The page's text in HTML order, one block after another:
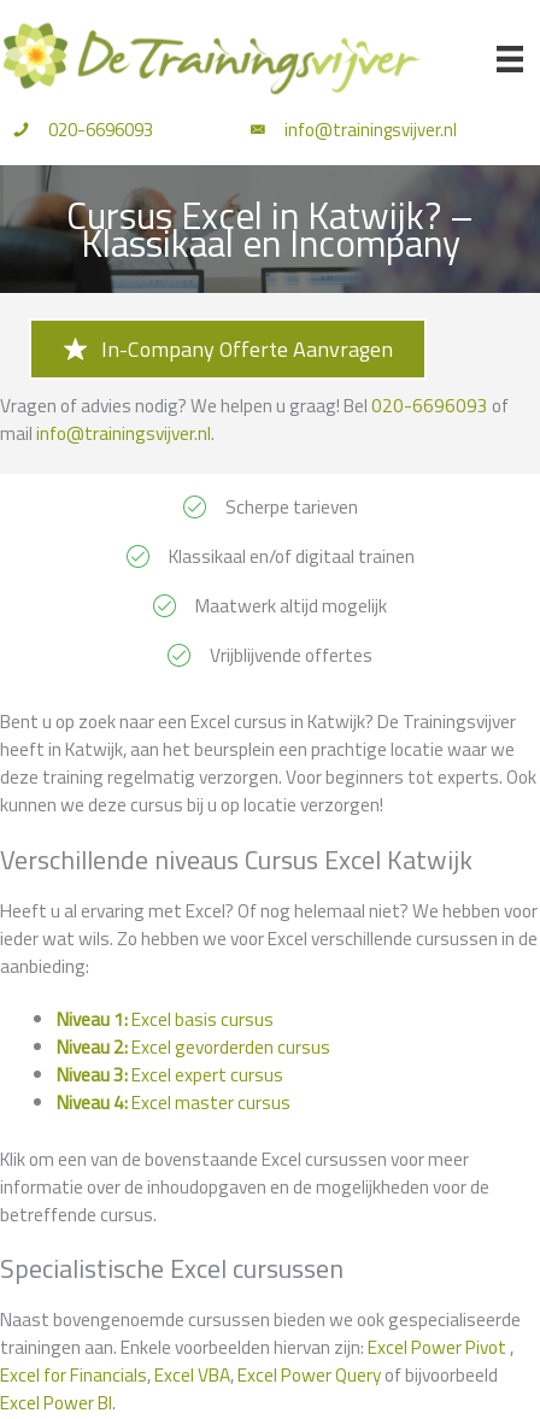
naar
de
inhoud
020-6696093 info@trainingsvijver.nl
Cursus Excel in Katwijk? –
Klassikaal en Incompany
In-Company Offerte Aanvragen
Vragen of advies nodig? We helpen u graag! Bel020-6696093 of
mailinfo@trainingsvijver.nl.
Scherpe tarieven
Klassikaal en/of digitaal trainen
Maatwerk altijd mogelijk
Vrijblijvende offertes
Bent u op zoek naar een Excel cursus in Katwijk? De Trainingsvijver
heeft in Katwijk, aan het beursplein een prachtige locatie waar we
deze training regelmatig verzorgen. Voor beginners tot experts. Ook
kunnen we deze cursus bij u op locatie verzorgen!
Verschillende niveaus Cursus Excel Katwijk
Heeft u al ervaring met Excel? Of nog helemaal niet? We hebben voor
ieder wat wils. Zo hebben we voor Excel verschillende cursussen in de
aanbieding:
Niveau 1:Excel basis cursus
Niveau 2:Excel gevorderden cursus
Niveau 3:Excel expert cursus
Niveau 4:Excel master cursus
Klik om een van de bovenstaande Excel cursussen voor meer
informatie over de inhoudopgaven en de mogelijkheden voor de
betreffende cursus.
Specialistische Excel cursussen
Naast bovengenoemde cursussen bieden we ook gespecialiseerde
trainingen aan. Enkele voorbeelden hiervan zijn:Excel Power Pivot,
Excel for Financials,Excel VBA,Excel Power Queryof bijvoorbeeld
Excel Power BI.